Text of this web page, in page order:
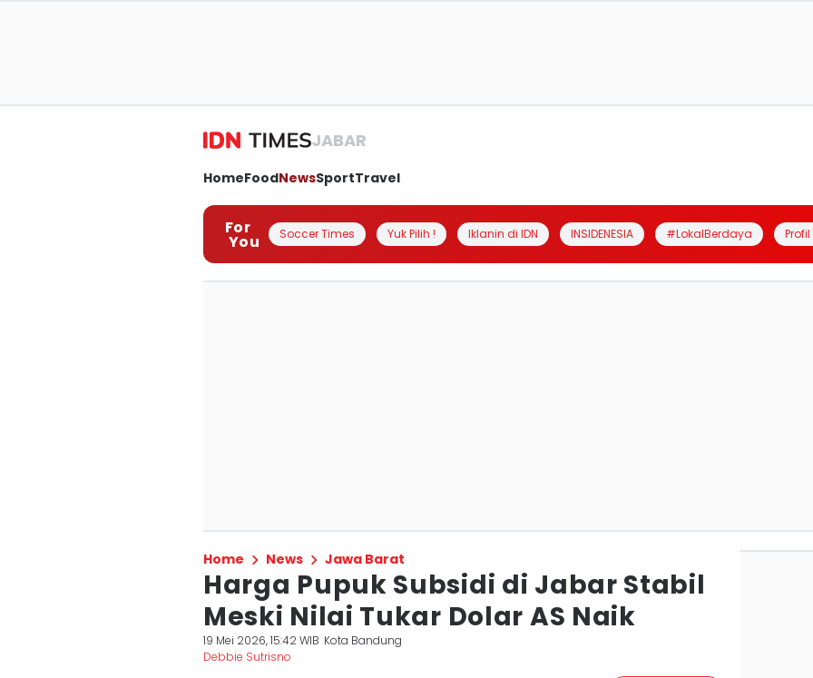
JABAR
HomeFoodNewsSportTravel
For
You Soccer Times Yuk Pilih ! Iklanin di IDN INSIDENESIA #LokalBerdaya
Home News Jawa Barat
Harga Pupuk Subsidi di Jabar Stabil
Meski Nilai Tukar Dolar AS Naik
19 Mei 2026, 15:42 WIB Kota Bandung
Debbie Sutrisno